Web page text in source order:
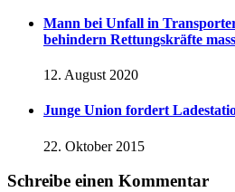
Mann bei Unfall in
behindern Rettungskräfte
12. August 2020
Junge Union fordert
22. Oktober 2015
Schreibe einen Kommentar